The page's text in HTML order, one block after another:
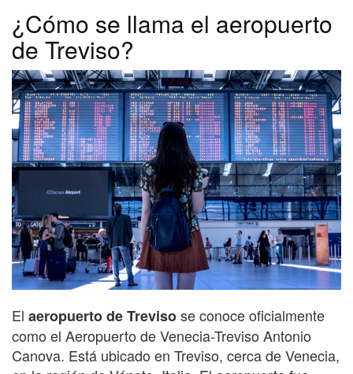
¿Cómo se llama el aeropuerto
de Treviso?
El aeropuerto de Trevisose conoce oficialmente
como el Aeropuerto de Venecia-Treviso Antonio
Canova. Está ubicado en Treviso, cerca de Venecia,